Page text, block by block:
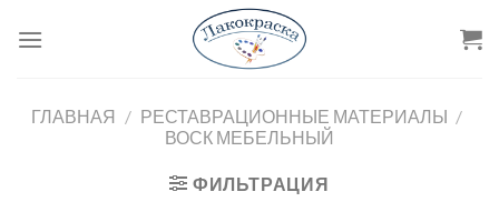
ГЛАВНАЯ / РЕСТАВРАЦИОННЫЕ МАТЕРИАЛЫ /
ВОСК МЕБЕЛЬНЫЙ
ФИЛЬТРАЦИЯ